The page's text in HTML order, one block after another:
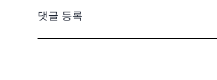
댓글 등록